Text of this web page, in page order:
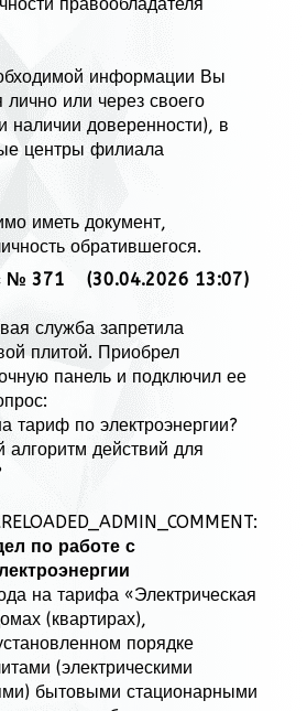
правообладателя
информации Вы
лично или через своего
наличии доверенности), в
центры филиала
иметь документ,
обратившегося.
№ 371 (30.04.2026 13:07)
служба запретила
плитой. Приобрел
панель и подключил ее
тариф по электроэнергии?
алгоритм действий для
по работе с
на тарифа «Электрическая
(квартирах),
порядке
(электрическими
бытовыми стационарными